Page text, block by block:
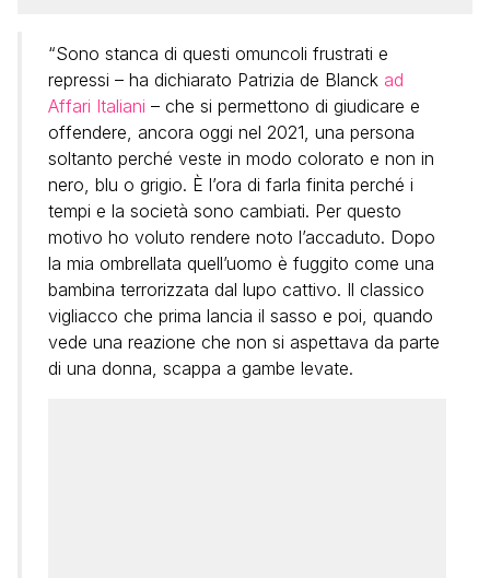
“Sono stanca di questi omuncoli frustrati e
repressi – ha dichiarato Patrizia de Blanck ad
Affari Italiani – che si permettono di giudicare e
offendere, ancora oggi nel 2021, una persona
soltanto perché veste in modo colorato e non in
nero, blu o grigio. È l’ora di farla finita perché i
tempi e la società sono cambiati. Per questo
motivo ho voluto rendere noto l’accaduto. Dopo
la mia ombrellata quell’uomo è fuggito come una
bambina terrorizzata dal lupo cattivo. Il classico
vigliacco che prima lancia il sasso e poi, quando
vede una reazione che non si aspettava da parte
di una donna, scappa a gambe levate.